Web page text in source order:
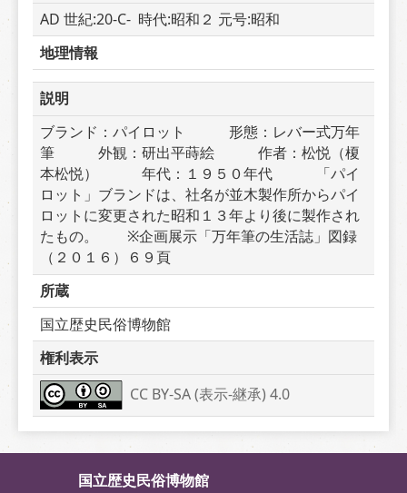
AD 世紀:20-C-  時代:昭和２ 元号:昭和
地理情報
説明
ブランド：パイロット　　　形態：レバー式万年
筆　　　外観：研出平蒔絵　　　作者：松悦（榎
本松悦）　　　年代：１９５０年代　　　「パイ
ロット」ブランドは、社名が並木製作所からパイ
ロットに変更された昭和１３年より後に製作され
たもの。　　※企画展示「万年筆の生活誌」図録
（２０１６）６９頁
所蔵
国立歴史民俗博物館
権利表示
CC BY-SA (表示-継承) 4.0
国立歴史民俗博物館